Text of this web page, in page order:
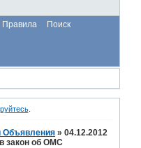
Правила
Поиск
.
Объявления »04.12.2012
закон об ОМС